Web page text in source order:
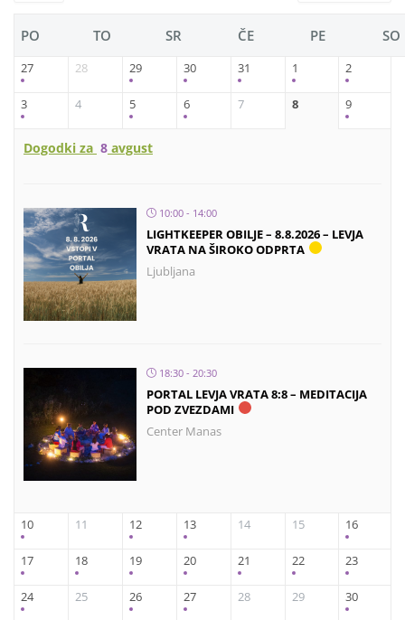
PO TO SR ČE PE SO
27 28 29 30 31 1 2
3 4 5 6 7 8 9
Dogodki za 8 avgust
10:00 - 14:00
LIGHTKEEPER OBILJE – 8.8.2026 – LEVJA
VRATA NA ŠIROKO ODPRTA
Ljubljana
18:30 - 20:30
PORTAL LEVJA VRATA 8:8 – MEDITACIJA
POD ZVEZDAMI
Center Manas
10 11 12 13 14 15 16
17 18 19 20 21 22 23
24 25 26 27 28 29 30